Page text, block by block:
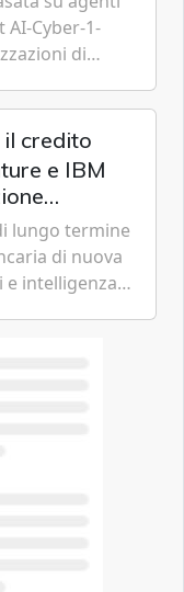
Cyber-1-
di
credito
e IBM
lungo termine
di nuova
e intelligenza